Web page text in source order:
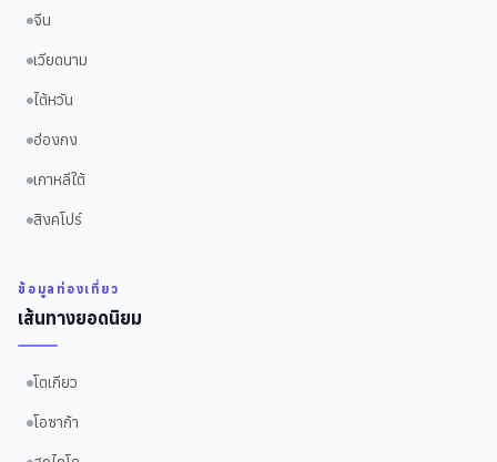
จีน
เวียดนาม
ไต้หวัน
ฮ่องกง
เกาหลีใต้
สิงคโปร์
ข้อมูลท่องเที่ยว
เส้นทางยอดนิยม
โตเกียว
โอซาก้า